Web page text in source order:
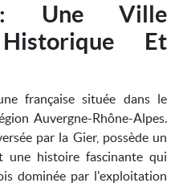
: Une Ville
Et
française située dans le
Auvergne-Rhône-Alpes.
par la Gier, possède un
une histoire fascinante qui
dominée par l'exploitation